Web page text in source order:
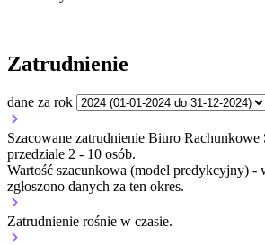
Zatrudnienie
dane za rok
Szacowane zatrudnienie Biuro Rachunkowe
przedziale 2 - 10 osób.
Wartość szacunkowa (model predykcyjny) -
zgłoszono danych za ten okres.
Zatrudnienie rośnie w czasie.